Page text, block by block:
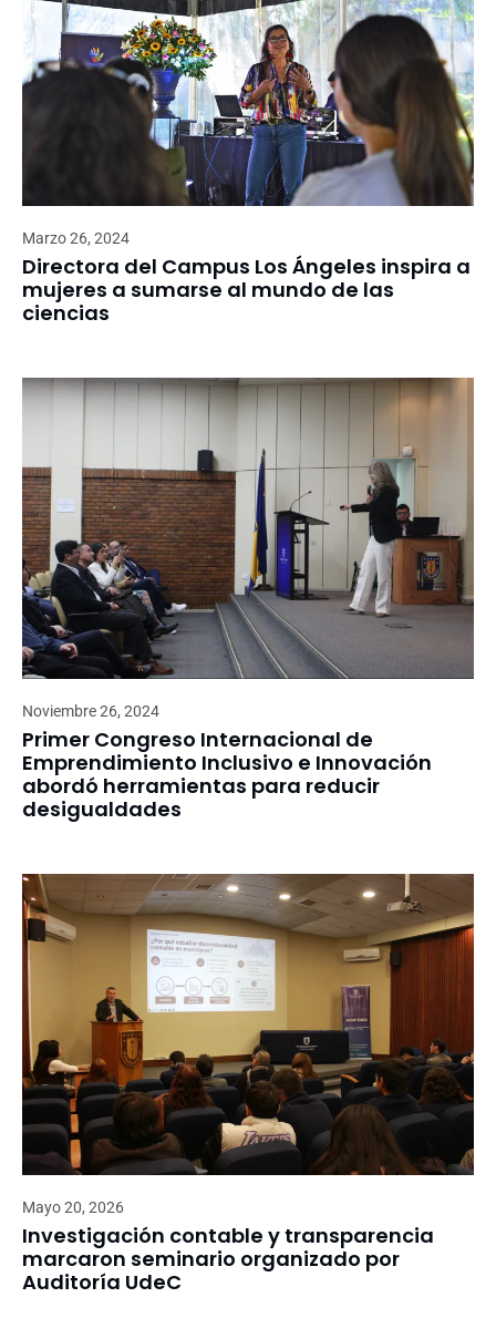
Marzo 26, 2024
Directora del Campus Los Ángeles inspira a
mujeres a sumarse al mundo de las
ciencias
Noviembre 26, 2024
Primer Congreso Internacional de
Emprendimiento Inclusivo e Innovación
abordó herramientas para reducir
desigualdades
Mayo 20, 2026
Investigación contable y transparencia
marcaron seminario organizado por
Auditoría UdeC